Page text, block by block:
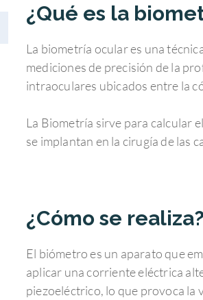
¿Qué es la
La biometría ocular es una
mediciones de precisión de la
intraoculares ubicados entre la
La Biometría sirve para calcular
se implantan en la cirugía de las
¿Cómo se realiza?
El biómetro es un aparato que
aplicar una corriente eléctrica
piezoeléctrico, lo que provoca la